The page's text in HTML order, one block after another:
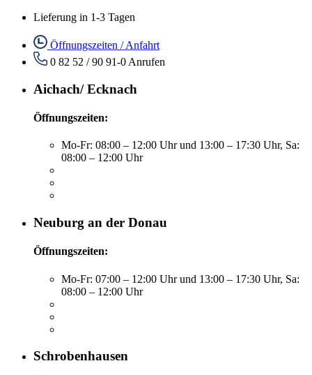
Lieferung in 1-3 Tagen
Öffnungszeiten / Anfahrt
0 82 52 / 90 91-0 Anrufen
Aichach/ Ecknach
Öffnungszeiten:
Mo-Fr: 08:00 – 12:00 Uhr und 13:00 – 17:30 Uhr, Sa:
08:00 – 12:00 Uhr
Neuburg an der Donau
Öffnungszeiten:
Mo-Fr: 07:00 – 12:00 Uhr und 13:00 – 17:30 Uhr, Sa:
08:00 – 12:00 Uhr
Schrobenhausen